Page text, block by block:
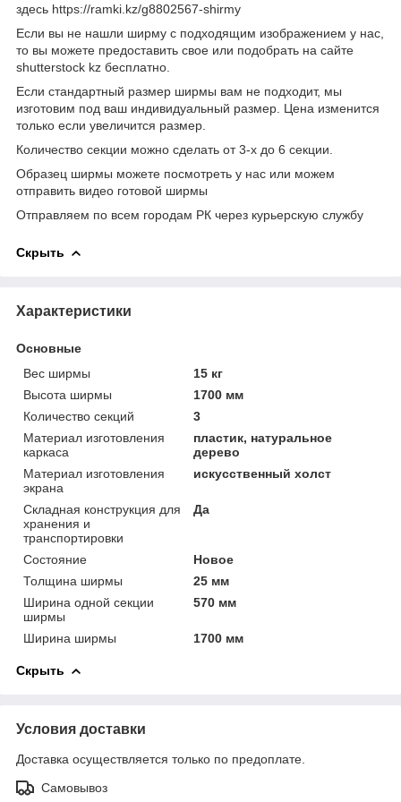
здесь https://ramki.kz/g8802567-shirmy
Если вы не нашли ширму с подходящим изображением у нас,
то вы можете предоставить свое или подобрать на сайте
shutterstock kz бесплатно.
Если стандартный размер ширмы вам не подходит, мы
изготовим под ваш индивидуальный размер. Цена изменится
только если увеличится размер.
Количество секции можно сделать от 3-х до 6 секции.
Образец ширмы можете посмотреть у нас или можем
отправить видео готовой ширмы
Отправляем по всем городам РК через курьерскую службу
Скрыть
Характеристики
Основные
Вес ширмы
15 кг
Высота ширмы
1700 мм
Количество секций
3
Материал изготовления
каркаса
пластик, натуральное
дерево
Материал изготовления
экрана
искусственный холст
Складная конструкция для
хранения и
транспортировки
Да
Состояние
Новое
Толщина ширмы
25 мм
Ширина одной секции
ширмы
570 мм
Ширина ширмы 1700 мм
Скрыть
Условия доставки
Доставка осуществляется только по предоплате.
Самовывоз